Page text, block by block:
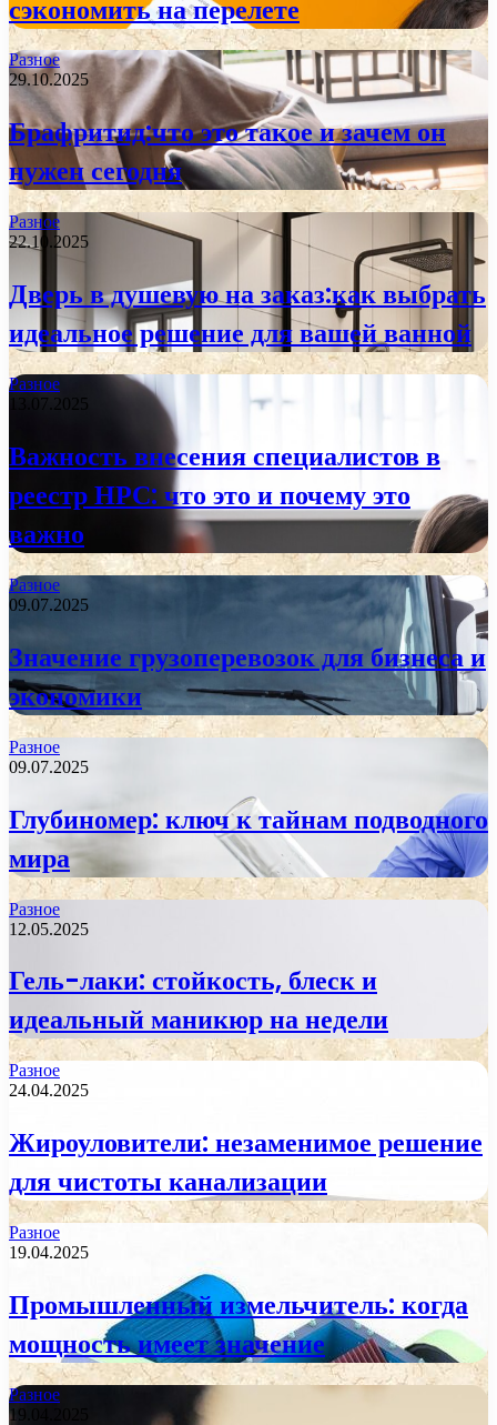
сэкономить на перелете
Разное
29.10.2025
Брафритид:что это такое и зачем он
нужен сегодня
Разное
22.10.2025
Дверь в душевую на заказ:как выбрать
идеальное решение для вашей ванной
Разное
13.07.2025
Важность внесения специалистов в
реестр НРС: что это и почему это
важно
Разное
09.07.2025
Значение грузоперевозок для бизнеса и
экономики
Разное
09.07.2025
Глубиномер: ключ к тайнам подводного
мира
Разное
12.05.2025
Гель-лаки: стойкость, блеск и
идеальный маникюр на недели
Разное
24.04.2025
Жироуловители: незаменимое решение
для чистоты канализации
Разное
19.04.2025
Промышленный измельчитель: когда
мощность имеет значение
Разное
19.04.2025